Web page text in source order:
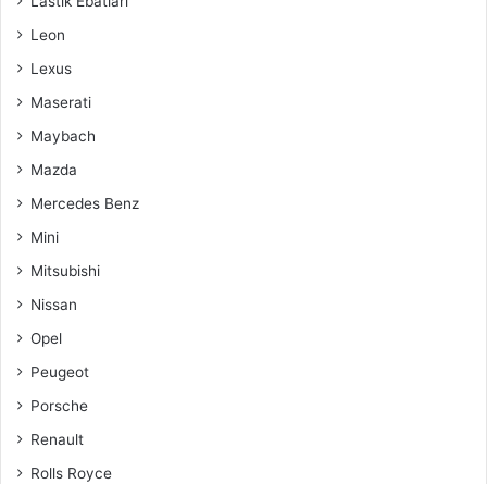
Leon
Lexus
Maserati
Maybach
Mazda
Mercedes Benz
Mini
Mitsubishi
Nissan
Opel
Peugeot
Porsche
Renault
Rolls Royce